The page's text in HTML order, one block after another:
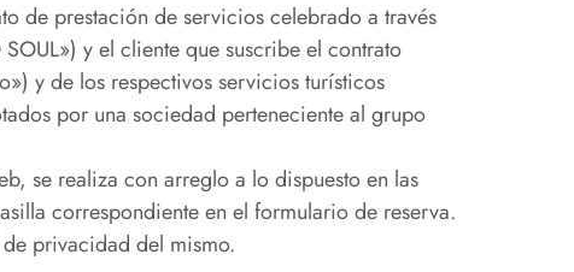
de prestación de servicios celebrado a través
y el cliente que suscribe el contrato
y de los respectivos servicios turísticos
por una sociedad perteneciente al grupo
se realiza con arreglo a lo dispuesto en las
correspondiente en el formulario de reserva.
privacidad del mismo.